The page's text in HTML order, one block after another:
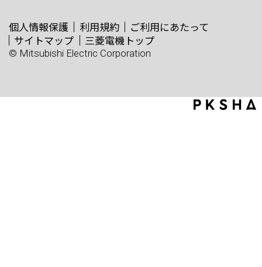
個人情報保護 利用規約
ご利用にあたって
サイトマップ
三菱電機トップ
© Mitsubishi Electric Corporation